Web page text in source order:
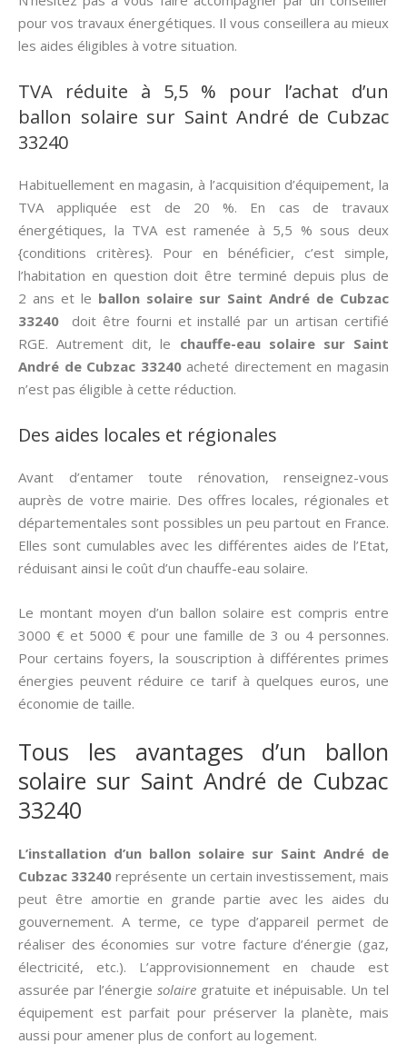
pour vos travaux énergétiques. Il vous conseillera au mieux
les aides éligibles à votre situation.
TVA réduite à 5,5 % pour l’achat d’un
ballon solaire sur Saint André de Cubzac
33240
Habituellement en magasin, à l’acquisition d’équipement, la
TVA appliquée est de 20 %. En cas de travaux
énergétiques, la TVA est ramenée à 5,5 % sous deux
{conditions critères}. Pour en bénéficier, c’est simple,
l’habitation en question doit être terminé depuis plus de
2 ans et le ballon solaire sur Saint André de Cubzac
33240 doit être fourni et installé par un artisan certifié
RGE. Autrement dit, le chauffe-eau solaire sur Saint
André de Cubzac 33240acheté directement en magasin
n’est pas éligible à cette réduction.
Des aides locales et régionales
Avant d’entamer toute rénovation, renseignez-vous
auprès de votre mairie. Des offres locales, régionales et
départementales sont possibles un peu partout en France.
Elles sont cumulables avec les différentes aides de l’Etat,
réduisant ainsi le coût d’un chauffe-eau solaire.
Le montant moyen d’un ballon solaire est compris entre
3000 € et 5000 € pour une famille de 3 ou 4 personnes.
Pour certains foyers, la souscription à différentes primes
énergies peuvent réduire ce tarif à quelques euros, une
économie de taille.
Tous les avantages d’un ballon
solaire sur Saint André de Cubzac
33240
L’installation d’un ballon solaire sur Saint André de
Cubzac 33240 représente un certain investissement, mais
peut être amortie en grande partie avec les aides du
gouvernement. A terme, ce type d’appareil permet de
réaliser des économies sur votre facture d’énergie (gaz,
électricité, etc.). L’approvisionnement en chaude est
assurée par l’énergie solaire gratuite et inépuisable. Un tel
équipement est parfait pour préserver la planète, mais
aussi pour amener plus de confort au logement.